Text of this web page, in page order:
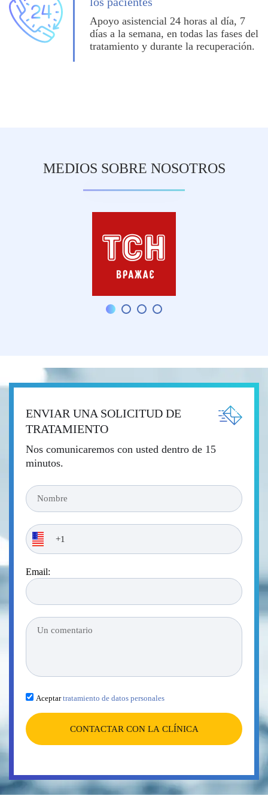
Apoyo asistencial 24 horas al día, 7
días a la semana, en todas las fases del
tratamiento y durante la recuperación.
MEDIOS SOBRE NOSOTROS
ENVIAR UNA SOLICITUD DE
TRATAMIENTO
Nos comunicaremos con usted dentro de 15
minutos.
Email:
Aceptartratamiento de datos personales
CONTACTAR CON LA CLÍNICA